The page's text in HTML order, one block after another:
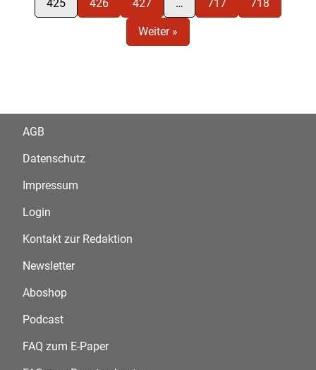
425 426 427 … 717 718
Weiter »
AGB
Datenschutz
Impressum
Login
Kontakt zur Redaktion
Newsletter
Aboshop
Podcast
FAQ zum E-Paper